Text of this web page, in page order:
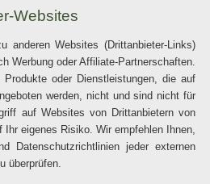
Websites
anderen Websites (Drittanbieter-Links)
Werbung oder Affiliate-Partnerschaften.
oder Dienstleistungen, die auf
werden, nicht und sind nicht für
auf Websites von Drittanbietern von
eigenes Risiko. Wir empfehlen Ihnen,
Datenschutzrichtlinien jeder externen
überprüfen.